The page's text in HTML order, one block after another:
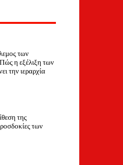
των
η εξέλιξη των
την ιεραρχία
της
των